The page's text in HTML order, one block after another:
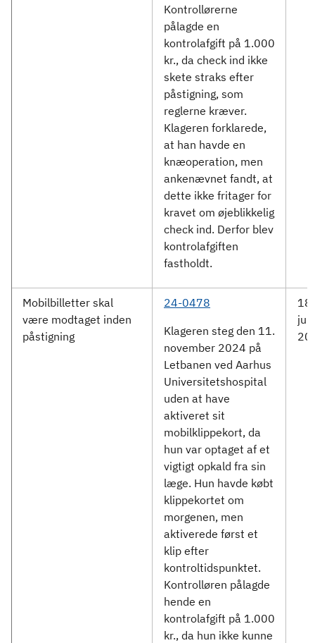
Kontrollørerne
pålagde en
kontrolafgift på 1.000
kr., da check ind ikke
skete straks efter
påstigning, som
reglerne kræver.
Klageren forklarede,
at han havde en
knæoperation, men
ankenævnet fandt, at
dette ikke fritager for
kravet om øjeblikkelig
check ind. Derfor blev
kontrolafgiften
fastholdt.
Mobilbilletter skal
være modtaget inden
påstigning
24-0478
Klageren steg den 11.
november 2024 på
Letbanen ved Aarhus
Universitetshospital
uden at have
aktiveret sit
mobilklippekort, da
hun var optaget af et
vigtigt opkald fra sin
læge. Hun havde købt
klippekortet om
morgenen, men
aktiverede først et
klip efter
kontroltidspunktet.
Kontrolløren pålagde
hende en
kontrolafgift på 1.000
kr., da hun ikke kunne
18.
juni